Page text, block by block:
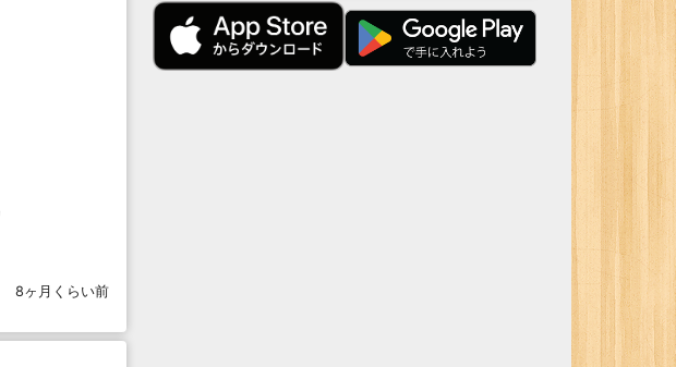
8ヶ月くらい前